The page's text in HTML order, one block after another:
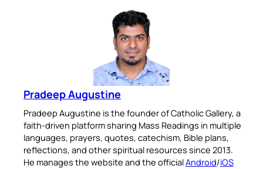
Pradeep Augustine
Pradeep Augustine is the founder of Catholic Gallery, a
faith-driven platform sharing Mass Readings in multiple
languages, prayers, quotes, catechism, Bible plans,
reflections, and other spiritual resources since 2013.
He manages the website and the officialAndroid/iOS